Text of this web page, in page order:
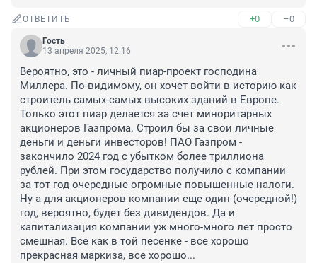
ОТВЕТИТЬ +0 –0
Гость
13 апреля 2025, 12:16
Вероятно, это - личный пиар-проект господина
Миллера. По-видимому, он хочет войти в историю как
строитель самых-самых высоких зданий в Европе.
Только этот пиар делается за счет миноритарных
акционеров Газпрома. Строил бы за свои личные
деньги и деньги инвесторов! ПАО Газпром -
закончило 2024 год с убытком более триллиона
рублей. При этом государство получило с компании
за тот год очередные огромные повышенные налоги.
Ну а для акционеров компании еще один (очередной!)
год, вероятно, будет без дивидендов. Да и
капитализация компании уж много-много лет просто
смешная. Все как в той песенке - все хорошо
прекрасная маркиза, все хорошо...